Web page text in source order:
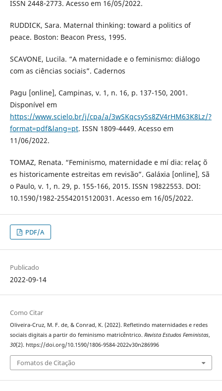
ISSN 2448-2773. Acesso em 16/05/2022.
RUDDICK, Sara. Maternal thinking: toward a politics of
peace. Boston: Beacon Press, 1995.
SCAVONE, Lucila. “A maternidade e o feminismo: diálogo
com as ciências sociais”. Cadernos
Pagu [online], Campinas, v. 1, n. 16, p. 137-150, 2001.
Disponível em
https://www.scielo.br/j/cpa/a/3wSKqcsySs8ZV4rHM63K8Lz/?
format=pdf&lang=pt. ISSN 1809-4449. Acesso em
11/06/2022.
TOMAZ, Renata. “Feminismo, maternidade e mí dia: relaç õ
es historicamente estreitas em revisão”. Galáxia [online], Sã
o Paulo, v. 1, n. 29, p. 155-166, 2015. ISSN 19822553. DOI:
10.1590/1982-25542015120031. Acesso em 16/05/2022.
PDF/A
Publicado
2022-09-14
Como Citar
Oliveira-Cruz, M. F. de, & Conrad, K. (2022). Refletindo maternidades e redes
sociais digitais a partir do feminismo matricêntrico. Revista Estudos Feministas,
30(2). https://doi.org/10.1590/1806-9584-2022v30n286996
Fomatos de Citação